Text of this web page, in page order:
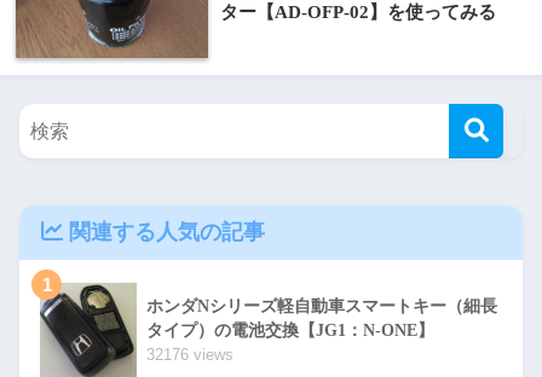
ター【AD-OFP-02】を使ってみる
関連する人気の記事
1
ホンダNシリーズ軽自動車スマートキー（細長
タイプ）の電池交換【JG1：N-ONE】
32176 views